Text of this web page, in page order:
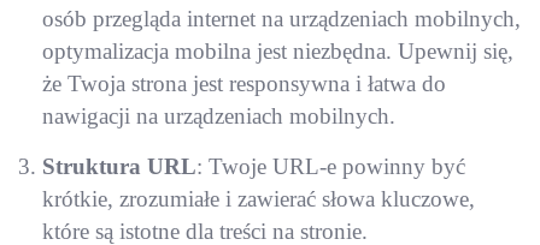
osób przegląda internet na urządzeniach mobilnych,
optymalizacja mobilna jest niezbędna. Upewnij się,
że Twoja strona jest responsywna i łatwa do
nawigacji na urządzeniach mobilnych.
Struktura URL: Twoje URL-e powinny być
krótkie, zrozumiałe i zawierać słowa kluczowe,
które są istotne dla treści na stronie.